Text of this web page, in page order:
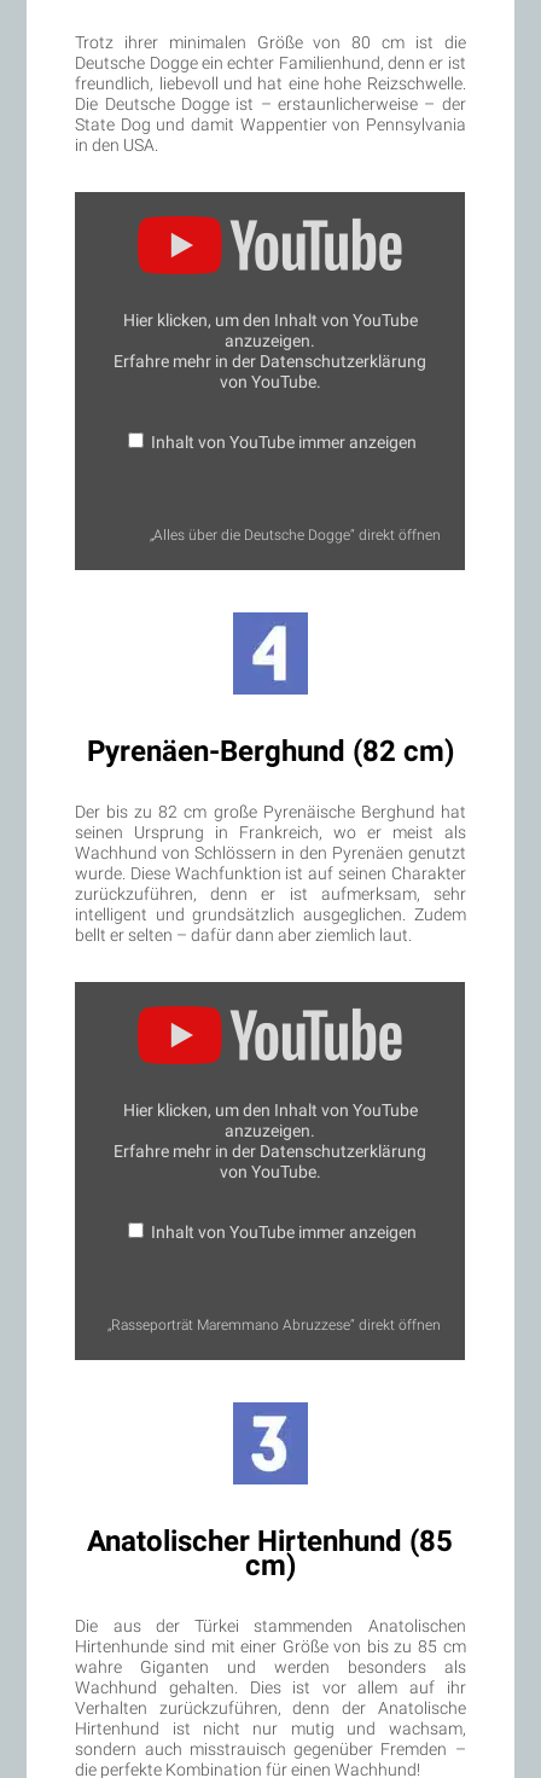
Trotz ihrer minimalen Größe von 80 cm ist die
Deutsche Dogge ein echter Familienhund, denn er ist
freundlich, liebevoll und hat eine hohe Reizschwelle.
Die Deutsche Dogge ist – erstaunlicherweise – der
State Dog und damit Wappentier von Pennsylvania
in den USA.
Deutsche
anzeigenHier klicken, um den Inhalt von YouTube
anzuzeigen.
Erfahre mehr in der Datenschutzerklärung
von YouTube.
Inhalt von YouTube immer anzeigen
„Alles über die Deutsche Dogge“ direkt öffnen
Pyrenäen-Berghund (82 cm)
Der bis zu 82 cm große Pyrenäische Berghund hat
seinen Ursprung in Frankreich, wo er meist als
Wachhund von Schlössern in den Pyrenäen genutzt
wurde. Diese Wachfunktion ist auf seinen Charakter
zurückzuführen, denn er ist aufmerksam, sehr
intelligent und grundsätzlich ausgeglichen. Zudem
bellt er selten – dafür dann aber ziemlich laut.
Maremmano
Abruzzese“
Hier klicken, um den Inhalt von YouTube
anzuzeigen.
Erfahre mehr in der Datenschutzerklärung
von YouTube.
Inhalt von YouTube immer anzeigen
„Rasseporträt Maremmano Abruzzese“ direkt öffnen
Anatolischer Hirtenhund (85
cm)
Die aus der Türkei stammenden Anatolischen
Hirtenhunde sind mit einer Größe von bis zu 85 cm
wahre Giganten und werden besonders als
Wachhund gehalten. Dies ist vor allem auf ihr
Verhalten zurückzuführen, denn der Anatolische
Hirtenhund ist nicht nur mutig und wachsam,
sondern auch misstrauisch gegenüber Fremden –
die perfekte Kombination für einen Wachhund!